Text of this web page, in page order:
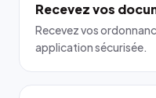
Recevez vos
Recevez vos
application sécurisée.